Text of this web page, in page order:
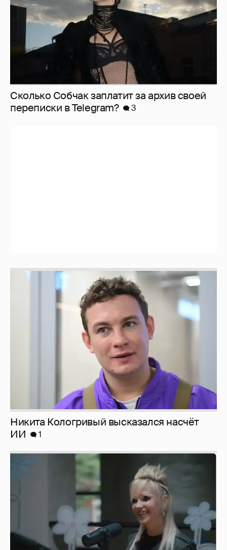
Сколько Собчак заплатит за архив своей
перeписки в Telegram?
3
Никита Кологривый высказался насчёт
Певица Глюкоза рассказала о съёмках для
эротического журнала
3